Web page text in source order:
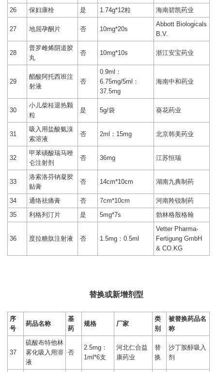
26 保妇康栓 是 1.74g*12粒 海南碧凯药业
27 地屈孕酮片 否 10mg*20s
Abbott Biologicals
B.V.
28
普罗雌烯阴道胶
丸
否 10mg*10s 浙江安宝药业
29
醋酸阿托西班注
射液
否
0.9ml：
6.75mg/5ml：
37.5mg
海南中和药业
30
小儿柴桂退热颗
粒
是 5g/袋 葵花药业
31
吸入用盐酸氨溴
索溶液
否 2ml：15mg 北京韩美药业
32
甲苯磺酸瑞马唑
仑注射剂
否 36mg 江苏恒瑞
33
洛索洛芬钠凝胶
贴膏
否 14cm*10cm 湖南九典制药
34 通络祛痛膏 否 7cm*10cm
河南羚锐制药
35
利格列汀片 是 5mg*7s 勃林格殷格翰
36 度拉糖肽注射液 否 1.5mg：0.5ml
Vetter Pharma-
Fertigung GmbH
& CO.KG
替换或新增剂型
序
号
药品名称
基
药
规格 厂家
类
别
被替换药品名
称
37
硫酸布特他林
雾化吸入用溶
液
否
2.5mg：
1ml*6支
河北仁合益
康药业
替
换
沙丁胺醇吸入
剂